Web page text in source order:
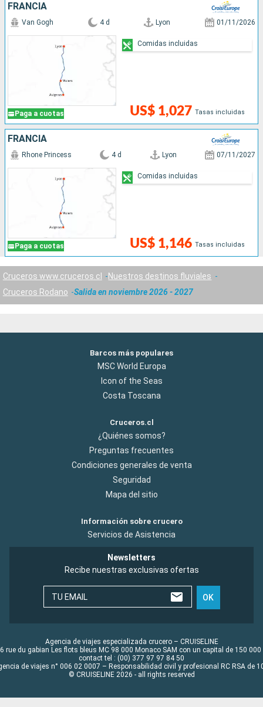
FRANCIA
Paga a cuotas
Van Gogh 4 d Lyon 01/11/2026
US$ 1,027 Tasas incluidas
Comidas incluidas
FRANCIA
Paga a cuotas
Rhone Princess 4 d Lyon 07/11/2027
US$ 1,146 Tasas incluidas
Comidas incluidas
Cruceros www.cruceros.cl
Nuestros destinos fluviales
Cruceros Rodano
Salida en noviembre 2026 - 2027
Barcos más populares
MSC World Europa
Icon of the Seas
Costa Toscana
Cruceros.cl
¿Quiénes somos?
Preguntas frecuentes
Condiciones generales de venta
Seguridad
Mapa del sitio
Información sobre crucero
Servicios de Asistencia
Newsletters
Recibe nuestras exclusivas ofertas
TU EMAIL OK
Agencia de viajes especializada crucero – CRUISELINE
rue du gabian Les flots bleus MC 98 000 Monaco SAM con un capital de 150 000
contact tel : (00) 377 97 97 84 50
de viajes n° 006 02 0007 – Responsabilidad civil y profesional RC RSA de
© CRUISELINE 2026 - all rights reserved